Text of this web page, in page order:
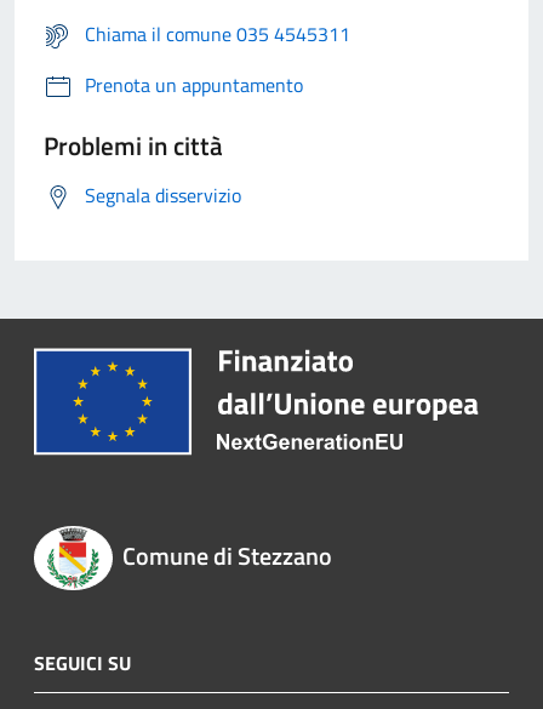
Chiama il comune 035 4545311
Prenota un appuntamento
Problemi in città
Segnala disservizio
Comune di Stezzano
SEGUICI SU